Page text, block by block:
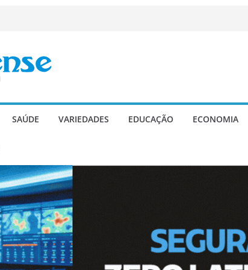
SAÚDE VARIEDADES EDUCAÇÃO ECONOMIA